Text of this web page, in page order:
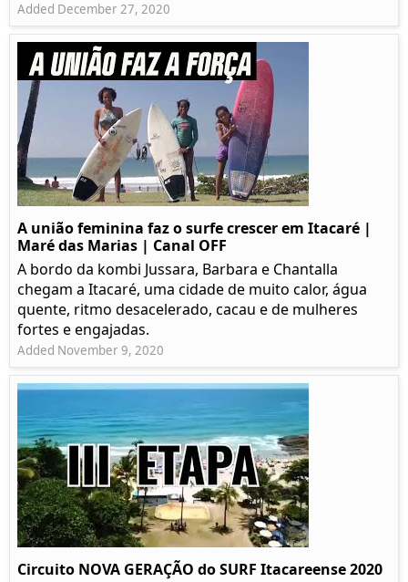
Added December 27, 2020
A união feminina faz o surfe crescer em Itacaré |
Maré das Marias | Canal OFF
A bordo da kombi Jussara, Barbara e Chantalla
chegam a Itacaré, uma cidade de muito calor, água
quente, ritmo desacelerado, cacau e de mulheres
fortes e engajadas.
Added November 9, 2020
Circuito NOVA GERAÇÃO do SURF Itacareense 2020